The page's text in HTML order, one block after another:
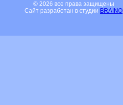
© 2026 все права защищены
Сайт разработан в студии BRAINO